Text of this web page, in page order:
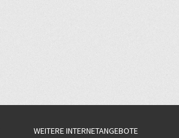
WEITERE INTERNETANGEBOTE